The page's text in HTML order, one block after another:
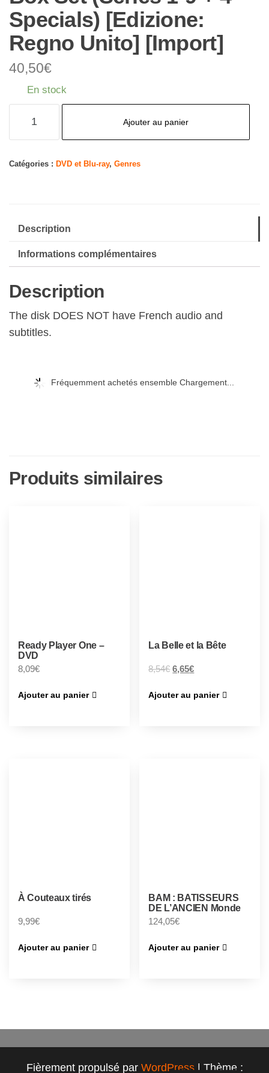
Specials) [Edizione:
Regno Unito] [Import]
40,50€
En stock
Game
Set
+
4
Specials)
Unito]
Ajouter au panier
Catégories : DVD et Blu-ray, Genres
Description
Informations complémentaires
Description
The disk DOES NOT have French audio and
subtitles.
Fréquemment achetés ensemble Chargement...
Produits similaires
Ready Player One –
DVD
8,09€
Ajouter au panier
La Belle et la Bête
8,54€ 6,65€
Ajouter au panier
À Couteaux tirés
9,99€
Ajouter au panier
BAM : BATISSEURS
DE L’ANCIEN Monde
124,05€
Ajouter au panier
Fièrement propulsé par WordPress | Thème :